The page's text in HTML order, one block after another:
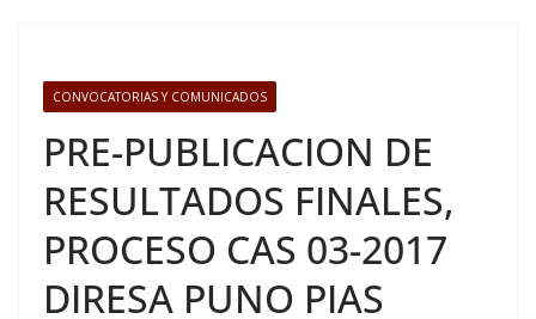
CONVOCATORIAS Y COMUNICADOS
PRE-PUBLICACION DE
RESULTADOS FINALES,
PROCESO CAS 03-2017
DIRESA PUNO PIAS